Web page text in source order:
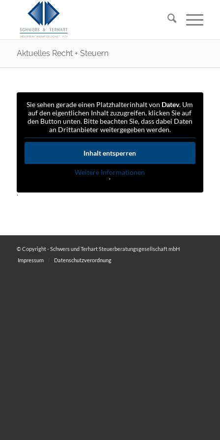
Aktuelles Recht + Steuern
Sie sehen gerade einen Platzhalterinhalt von Datev. Um
auf den eigentlichen Inhalt zuzugreifen, klicken Sie auf
den Button unten. Bitte beachten Sie, dass dabei Daten
an Drittanbieter weitergegeben werden.
Inhalt entsperren
Weitere Informationen
'
'
© Copyright - Schwers und Terhart Steuerberatungsgesellschaft mbH
Impressum
Datenschutzverordnung